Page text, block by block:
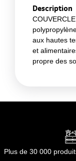
Description
aux hautes
et
propre des
Plus de 30 000